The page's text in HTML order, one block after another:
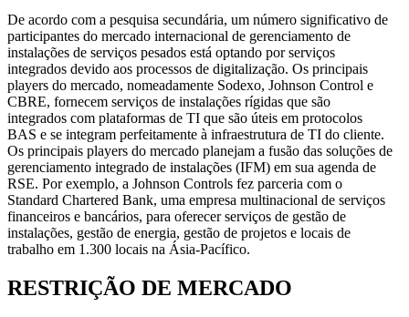
De acordo com a pesquisa secundária, um número significativo de
participantes do mercado internacional de gerenciamento de
instalações de serviços pesados ​​está optando por serviços
integrados devido aos processos de digitalização. Os principais
players do mercado, nomeadamente Sodexo, Johnson Control e
CBRE, fornecem serviços de instalações rígidas que são
integrados com plataformas de TI que são úteis em protocolos
BAS e se integram perfeitamente à infraestrutura de TI do cliente.
Os principais players do mercado planejam a fusão das soluções de
gerenciamento integrado de instalações (IFM) em sua agenda de
RSE. Por exemplo, a Johnson Controls fez parceria com o
Standard Chartered Bank, uma empresa multinacional de serviços
financeiros e bancários, para oferecer serviços de gestão de
instalações, gestão de energia, gestão de projetos e locais de
trabalho em 1.300 locais na Ásia-Pacífico.
RESTRIÇÃO DE MERCADO